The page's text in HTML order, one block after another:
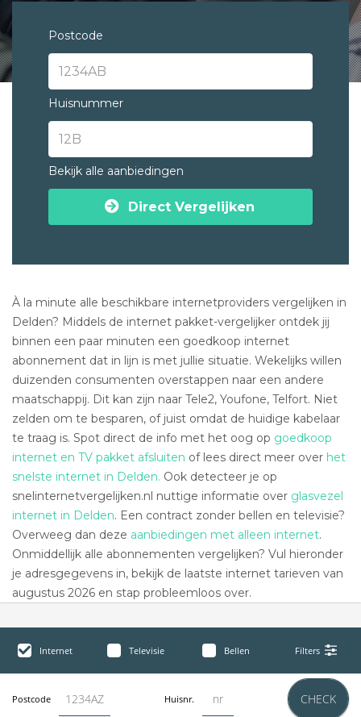
Postcode
Huisnummer
Bekijk alle aanbiedingen
Direct Vergelijken
À la minute alle beschikbare internetproviders vergelijken in
Delden? Middels de internet pakket-vergelijker ontdek jij
binnen een paar minuten een goedkoop internet
abonnement dat in lijn is met jullie situatie. Wekelijks willen
duizenden consumenten overstappen naar een andere
maatschappij. Dit kan zijn naar Tele2, Youfone, Telfort. Niet
zelden om te besparen, of juist omdat de huidige kabelaar
te traag is. Spot direct de info met het oog op goedkoop
internet en TV pakket afsluiten of lees direct meer over het
snelste internet in Delden. Ook detecteer je op
snelinternetvergelijken.nl nuttige informatie over glasvezel
internet in Delden. Een contract zonder bellen en televisie?
Overweeg dan deze aanbiedingen met alleen internet.
Onmiddellijk alle abonnementen vergelijken? Vul hieronder
je adresgegevens in, bekijk de laatste internet tarieven van
augustus 2026 en stap probleemloos over.
Internet Televisie Bellen Filters
Postcode Huisnr. CHECK